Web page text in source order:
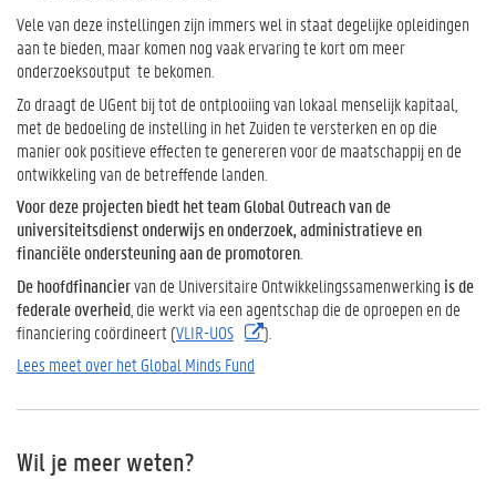
Vele van deze instellingen zijn immers wel in staat degelijke opleidingen
aan te bieden, maar komen nog vaak ervaring te kort om meer
onderzoeksoutput te bekomen.
Zo draagt de UGent bij tot de ontplooiing van lokaal menselijk kapitaal,
met de bedoeling de instelling in het Zuiden te versterken en op die
manier ook positieve effecten te genereren voor de maatschappij en de
ontwikkeling van de betreffende landen.
Voor deze projecten biedt het team Global Outreach van de
universiteitsdienst onderwijs en onderzoek, administratieve en
financiële ondersteuning aan de promotoren
De hoofdfinanciervan de Universitaire Ontwikkelingssamenwerking is de
federale overheid , die werkt via een agentschap die de oproepen en de
financiering coördineert (VLIR-UOS
).
Lees meet over het Global Minds Fund
Wil je meer weten?